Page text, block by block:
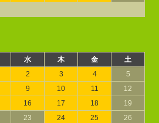
水 木 金
土
2 3 4
5
9 10 11
12
16 17 18
19
23 24 25
26